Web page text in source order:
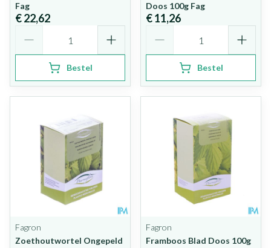
Fag
€ 22,62
Bestel
Doos 100g Fag
€ 11,26
Bestel
Fagron
Zoethoutwortel Ongepeld
Fagron
Framboos Blad Doos 100g